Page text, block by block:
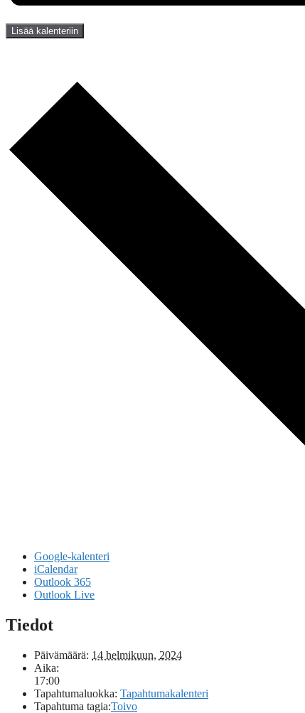
Lisää kalenteriin
Google-kalenteri
iCalendar
Outlook 365
Outlook Live
Tiedot
Päivämäärä: 14 helmikuun, 2024
Aika:
17:00
Tapahtumaluokka: Tapahtumakalenteri
Tapahtuma tagia:Toivo